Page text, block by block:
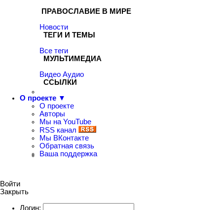
ПРАВОСЛАВИЕ В МИРЕ
Новости
ТЕГИ И ТЕМЫ
Все теги
МУЛЬТИМЕДИА
Видео Аудио
ССЫЛКИ
О проекте ▼
О проекте
Авторы
Мы на YouTube
RSS канал
Мы ВКонтакте
Обратная связь
Ваша поддержка
Войти
Закрыть
Логин: